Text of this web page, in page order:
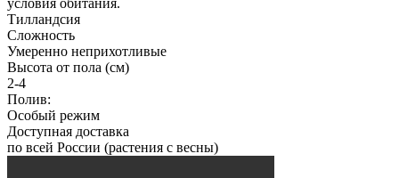
Тилландсия
Сложность
Умеренно неприхотливые
Высота от пола (см)
2-4
Полив:
Особый режим
Доступная доставка
по всей России (растения с весны)